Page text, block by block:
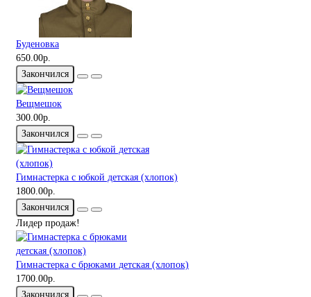
Буденовка
650.00р.
Закончился
Вещмешок
300.00р.
Закончился
Гимнастерка с юбкой детская (хлопок)
1800.00р.
Закончился
Лидер продаж!
Гимнастерка с брюками детская (хлопок)
1700.00р.
Закончился